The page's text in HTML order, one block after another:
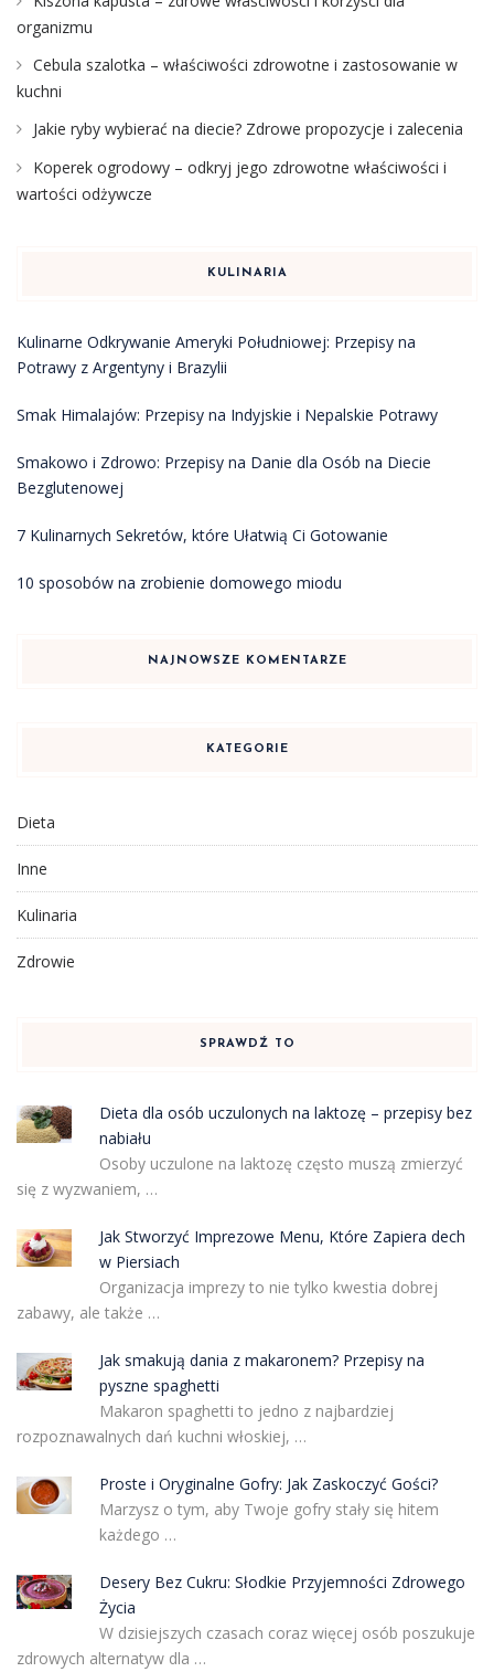
organizmu
Cebula szalotka – właściwości zdrowotne i zastosowanie w
kuchni
Jakie ryby wybierać na diecie? Zdrowe propozycje i zalecenia
Koperek ogrodowy – odkryj jego zdrowotne właściwości i
wartości odżywcze
KULINARIA
Kulinarne Odkrywanie Ameryki Południowej: Przepisy na
Potrawy z Argentyny i Brazylii
Smak Himalajów: Przepisy na Indyjskie i Nepalskie Potrawy
Smakowo i Zdrowo: Przepisy na Danie dla Osób na Diecie
Bezglutenowej
7 Kulinarnych Sekretów, które Ułatwią Ci Gotowanie
10 sposobów na zrobienie domowego miodu
NAJNOWSZE KOMENTARZE
KATEGORIE
Dieta
Inne
Kulinaria
Zdrowie
SPRAWDŹ TO
Dieta dla osób uczulonych na laktozę – przepisy bez
nabiału
Osoby uczulone na laktozę często muszą zmierzyć
się z wyzwaniem, …
Jak Stworzyć Imprezowe Menu, Które Zapiera dech
w Piersiach
Organizacja imprezy to nie tylko kwestia dobrej
zabawy, ale także …
Jak smakują dania z makaronem? Przepisy na
pyszne spaghetti
Makaron spaghetti to jedno z najbardziej
rozpoznawalnych dań kuchni włoskiej, …
Proste i Oryginalne Gofry: Jak Zaskoczyć Gości?
Marzysz o tym, aby Twoje gofry stały się hitem
każdego …
Desery Bez Cukru: Słodkie Przyjemności Zdrowego
Życia
W dzisiejszych czasach coraz więcej osób poszukuje
zdrowych alternatyw dla …